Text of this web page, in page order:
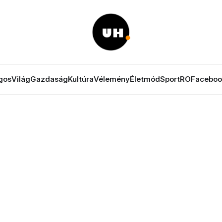
VilágGazdaságKultúraVéleményÉletmódSportRO